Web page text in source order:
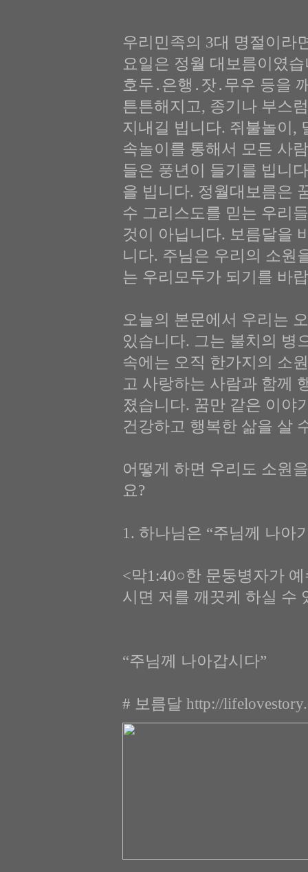
우리민족의 3대 명절이라
요일은 정월 대보름이였
호두․은행․잣․무우 등을
튼튼해지고, 종기나 부스
지내길 빕니다. 쥐불놀이,
속놀이를 통해서 모든 사
들은 풍년이 들기를 빕니
을 빕니다. 정월대보름은
수 그리스도를 믿는 우리
것이 아닙니다. 보름달을
니다. 주님은 우리의 소원
는 우리모두가 되기를 바
오늘의 본문에서 우리는
있습니다. 그는 불치의 병
속에는 오직 한가지의 소
고 사랑하는 사람과 함께
졌습니다. 꿈만 같은 이야
건강하고 행복한 삶을 살
어떻게 하면 우리도 소원
요?
1. 하나님은 “주님께 나아
<막1:40○한 문둥병자가
시면 저를 깨끗케 하실 수
“주님께 나아갑시다”
# 보름달 http://